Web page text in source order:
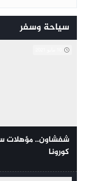
سياحة وسفر
شفشاون.. مؤهلات
كورونا